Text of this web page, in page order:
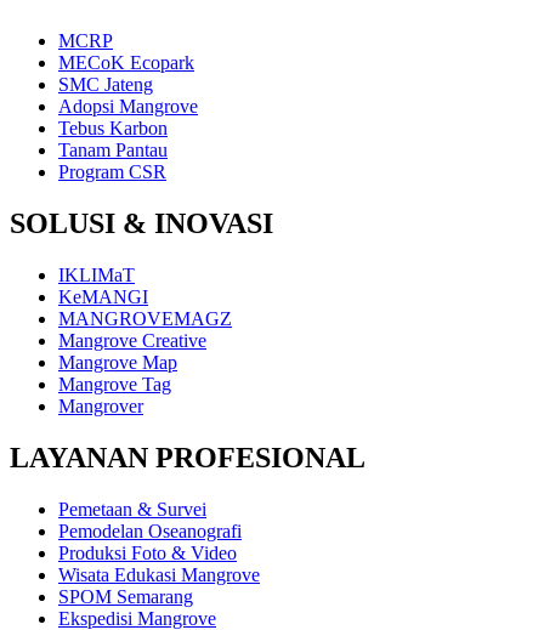
MCRP
MECoK Ecopark
SMC Jateng
Adopsi Mangrove
Tebus Karbon
Tanam Pantau
Program CSR
SOLUSI & INOVASI
IKLIMaT
KeMANGI
MANGROVEMAGZ
Mangrove Creative
Mangrove Map
Mangrove Tag
Mangrover
LAYANAN PROFESIONAL
Pemetaan & Survei
Pemodelan Oseanografi
Produksi Foto & Video
Wisata Edukasi Mangrove
SPOM Semarang
Ekspedisi Mangrove